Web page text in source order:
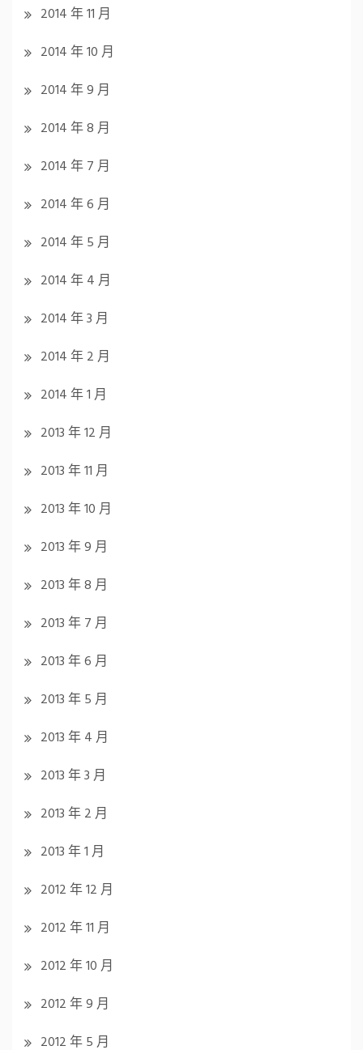
2014 年 11 月
2014 年 10 月
2014 年 9 月
2014 年 8 月
2014 年 7 月
2014 年 6 月
2014 年 5 月
2014 年 4 月
2014 年 3 月
2014 年 2 月
2014 年 1 月
2013 年 12 月
2013 年 11 月
2013 年 10 月
2013 年 9 月
2013 年 8 月
2013 年 7 月
2013 年 6 月
2013 年 5 月
2013 年 4 月
2013 年 3 月
2013 年 2 月
2013 年 1 月
2012 年 12 月
2012 年 11 月
2012 年 10 月
2012 年 9 月
2012 年 5 月